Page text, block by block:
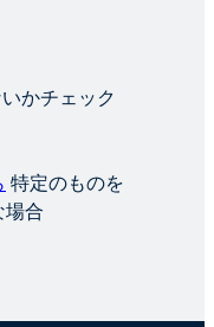
かチェック
特定のものを
場合